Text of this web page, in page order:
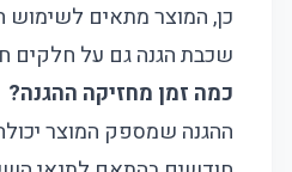
כן, המוצר מתאים לשימוש
שכבת הגנה גם על חלקים
כמה זמן מחזיקה ההגנה?